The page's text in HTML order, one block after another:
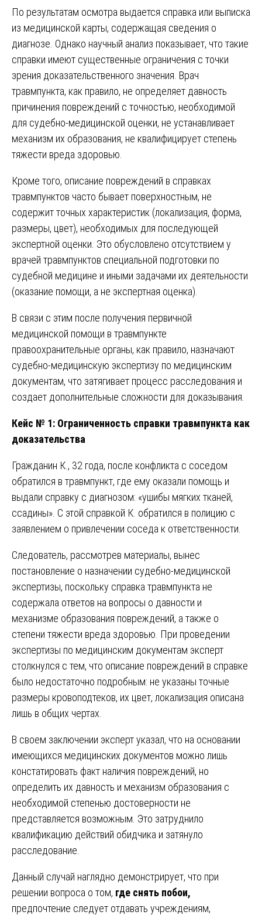
По результатам осмотра выдается справка или выписка
из медицинской карты, содержащая сведения о
диагнозе. Однако научный анализ показывает, что такие
справки имеют существенные ограничения с точки
зрения доказательственного значения. Врач
травмпункта, как правило, не определяет давность
причинения повреждений с точностью, необходимой
для судебно-медицинской оценки, не устанавливает
механизм их образования, не квалифицирует степень
тяжести вреда здоровью.
Кроме того, описание повреждений в справках
травмпунктов часто бывает поверхностным, не
содержит точных характеристик (локализация, форма,
размеры, цвет), необходимых для последующей
экспертной оценки. Это обусловлено отсутствием у
врачей травмпунктов специальной подготовки по
судебной медицине и иными задачами их деятельности
(оказание помощи, а не экспертная оценка).
В связи с этим после получения первичной
медицинской помощи в травмпункте
правоохранительные органы, как правило, назначают
судебно-медицинскую экспертизу по медицинским
документам, что затягивает процесс расследования и
создает дополнительные сложности для доказывания.
Кейс № 1: Ограниченность справки травмпункта как
доказательства
Гражданин К., 32 года, после конфликта с соседом
обратился в травмпункт, где ему оказали помощь и
выдали справку с диагнозом: «ушибы мягких тканей,
ссадины». С этой справкой К. обратился в полицию с
заявлением о привлечении соседа к ответственности.
Следователь, рассмотрев материалы, вынес
постановление о назначении судебно-медицинской
экспертизы, поскольку справка травмпункта не
содержала ответов на вопросы о давности и
механизме образования повреждений, а также о
степени тяжести вреда здоровью. При проведении
экспертизы по медицинским документам эксперт
столкнулся с тем, что описание повреждений в справке
было недостаточно подробным: не указаны точные
размеры кровоподтеков, их цвет, локализация описана
лишь в общих чертах.
В своем заключении эксперт указал, что на основании
имеющихся медицинских документов можно лишь
констатировать факт наличия повреждений, но
определить их давность и механизм образования с
необходимой степенью достоверности не
представляется возможным. Это затруднило
квалификацию действий обидчика и затянуло
расследование.
Данный случай наглядно демонстрирует, что при
решении вопроса о том, где снять побои,
предпочтение следует отдавать учреждениям,